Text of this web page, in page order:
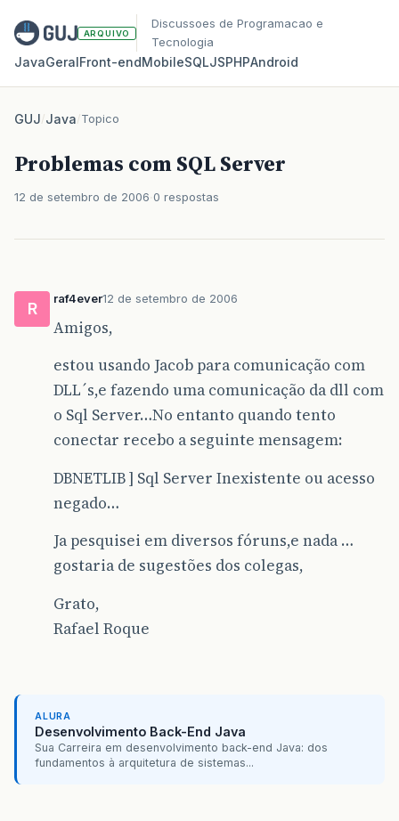
ARQUIVO
Discussoes de Programacao e
Tecnologia
JavaGeralFront‑endMobileSQLJSPHPAndroid
GUJ/Java/Topico
Problemas com SQL Server
12 de setembro de 2006 0 respostas
R
raf4ever12 de setembro de 2006
Amigos,
estou usando Jacob para comunicação com
DLL´s,e fazendo uma comunicação da dll com
o Sql Server…No entanto quando tento
conectar recebo a seguinte mensagem:
DBNETLIB ] Sql Server Inexistente ou acesso
negado…
Ja pesquisei em diversos fóruns,e nada …
gostaria de sugestões dos colegas,
Grato,
Rafael Roque
ALURA
Desenvolvimento Back-End Java
Sua Carreira em desenvolvimento back-end Java: dos
fundamentos à arquitetura de sistemas...